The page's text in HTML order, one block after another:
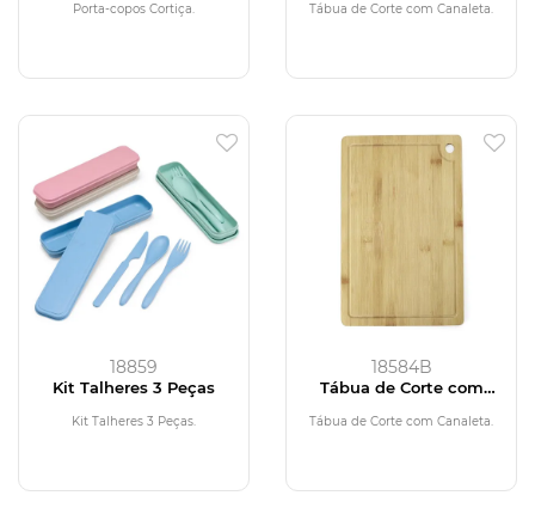
Porta-copos Cortiça. Tábua de Corte com Canaleta.
18859
Kit Talheres 3 Peças
Kit Talheres 3 Peças.
18584B
Tábua de Corte com
Tábua de Corte com Canaleta.